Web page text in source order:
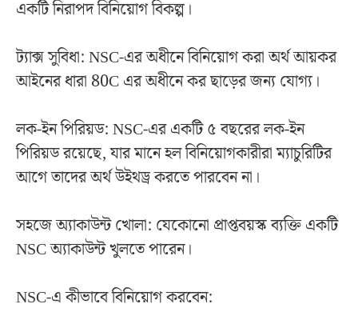
একটি নিরাপদ বিনিয়োগ বিকল্প।
ট্যাক্স সুবিধা: NSC-এর অধীনে বিনিয়োগ করা অর্থ আয়কর
আইনের ধারা 80C এর অধীনে কর ছাড়ের জন্য যোগ্য।
লক-ইন পিরিয়ড: NSC-এর একটি ৫ বছরের লক-ইন
পিরিয়ড রয়েছে, যার মানে হল বিনিয়োগকারীরা ম্যাচুরিটির
আগে তাদের অর্থ উইথড্র করতে পারবেন না।
সহজে অ্যাকাউন্ট খোলা: যেকোনো প্রাপ্তবয়স্ক ব্যক্তি একটি
NSC অ্যাকাউন্ট খুলতে পারেন।
NSC-এ কীভাবে বিনিয়োগ করবেন: